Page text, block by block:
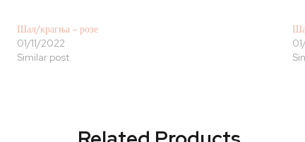
Шал/крагња – розе
01/11/2022
Similar post